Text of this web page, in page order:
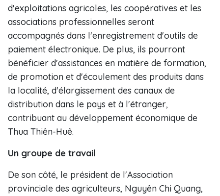
d'exploitations agricoles, les coopératives et les
associations professionnelles seront
accompagnés dans l'enregistrement d'outils de
paiement électronique. De plus, ils pourront
bénéficier d'assistances en matière de formation,
de promotion et d'écoulement des produits dans
la localité, d'élargissement des canaux de
distribution dans le pays et à l'étranger,
contribuant au développement économique de
Thua Thiên-Huê.
Un groupe de travail
De son côté, le président de l'Association
provinciale des agriculteurs, Nguyên Chi Quang,